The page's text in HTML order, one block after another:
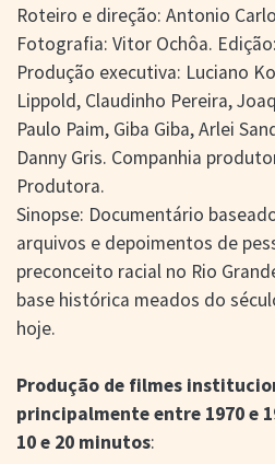
Roteiro e direção: Antonio
Fotografia: Vitor Ochôa.
Produção executiva: Luciano
Lippold, Claudinho Pereira,
Paulo Paim, Giba Giba, Arlei
Danny Gris. Companhia
Produtora.
Sinopse: Documentário
arquivos e depoimentos de
preconceito racial no Rio
base histórica meados do
hoje.
Produção de filmes
principalmente entre 1970 e
10 e 20 minutos: